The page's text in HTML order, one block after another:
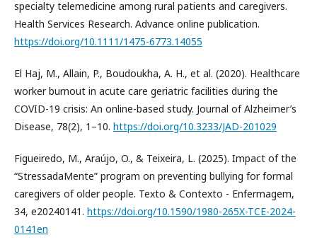
specialty telemedicine among rural patients and caregivers.
Health Services Research. Advance online publication.
https://doi.org/10.1111/1475-6773.14055
El Haj, M., Allain, P., Boudoukha, A. H., et al. (2020). Healthcare
worker burnout in acute care geriatric facilities during the
COVID-19 crisis: An online-based study. Journal of Alzheimer’s
Disease, 78(2), 1–10. https://doi.org/10.3233/JAD-201029
Figueiredo, M., Araújo, O., & Teixeira, L. (2025). Impact of the
“StressadaMente” program on preventing bullying for formal
caregivers of older people. Texto & Contexto - Enfermagem,
34, e20240141. https://doi.org/10.1590/1980-265X-TCE-2024-
0141en